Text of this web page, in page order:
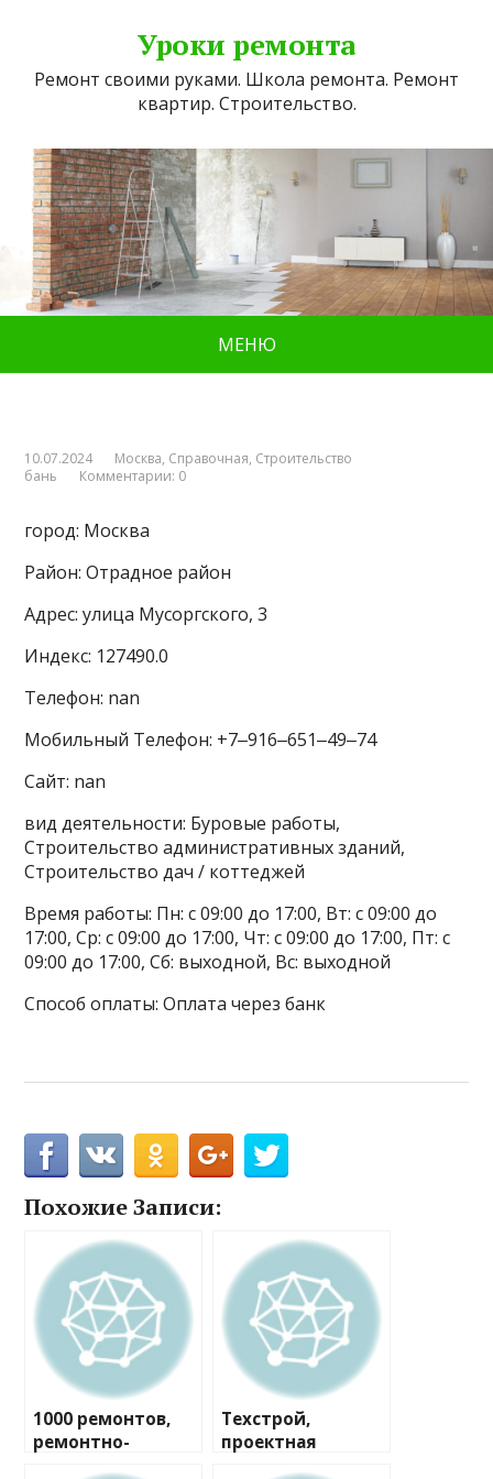
Уроки ремонта
Ремонт своими руками. Школа ремонта. Ремонт
квартир. Строительство.
МЕНЮ
10.07.2024 Москва, Справочная, Строительство
бань
Комментарии: 0
город: Москва
Район: Отрадное район
Адрес: улица Мусоргского, 3
Индекс: 127490.0
Телефон: nan
Мобильный Телефон: +7‒916‒651‒49‒74
Сайт: nan
вид деятельности: Буровые работы,
Строительство административных зданий,
Строительство дач / коттеджей
Время работы: Пн: с 09:00 до 17:00, Вт: с 09:00 до
17:00, Ср: с 09:00 до 17:00, Чт: с 09:00 до 17:00, Пт: с
09:00 до 17:00, Сб: выходной, Вс: выходной
Способ оплаты: Оплата через банк
Похожие Записи:
1000 ремонтов,
ремонтно-
Техстрой,
проектная